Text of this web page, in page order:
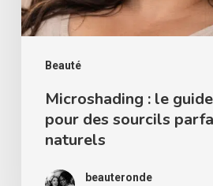
Beauté
sourcils
parfaits
naturelsMicroshading : le
pour des sourcils
naturels
beauteronde